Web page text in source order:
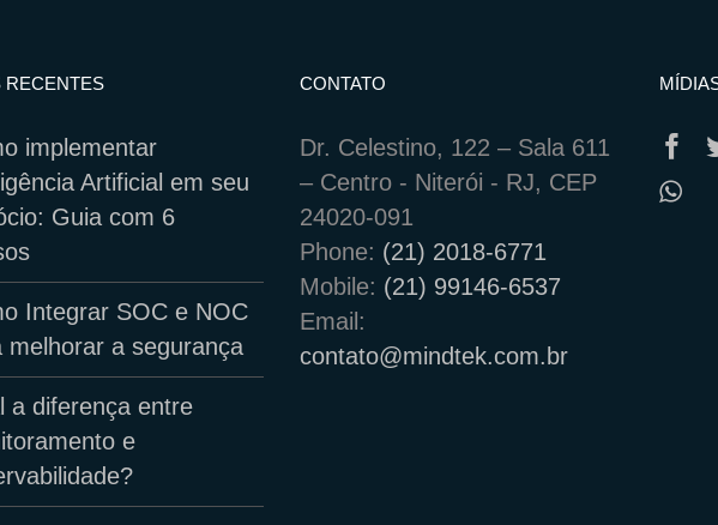
RECENTES
implementar
Artificial em seu
Guia com 6
Integrar SOC e NOC
melhorar a segurança
a diferença entre
e
CONTATO
Dr. Celestino, 122 – Sala 611
– Centro - Niterói - RJ, CEP
24020-091
Phone: (21) 2018-6771
Mobile: (21) 99146-6537
Email:
contato@mindtek.com.br